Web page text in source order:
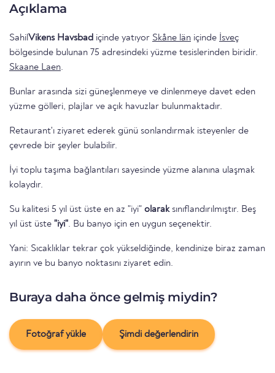
Açıklama
SahilVikens Havsbad içinde yatıyor Skåne län içinde İsveç
bölgesinde bulunan 75 adresindeki yüzme tesislerinden biridir.
Skaane Laen.
Bunlar arasında sizi güneşlenmeye ve dinlenmeye davet eden
yüzme gölleri, plajlar ve açık havuzlar bulunmaktadır.
Retaurant'ı ziyaret ederek günü sonlandırmak isteyenler de
çevrede bir şeyler bulabilir.
İyi toplu taşıma bağlantıları sayesinde yüzme alanına ulaşmak
kolaydır.
Su kalitesi 5 yıl üst üste en az "iyi" olaraksınıflandırılmıştır. Beş
yıl üst üste "iyi". Bu banyo için en uygun seçenektir.
Yani: Sıcaklıklar tekrar çok yükseldiğinde, kendinize biraz zaman
ayırın ve bu banyo noktasını ziyaret edin.
Buraya daha önce gelmiş miydin?
Fotoğraf yükle Şimdi değerlendirin